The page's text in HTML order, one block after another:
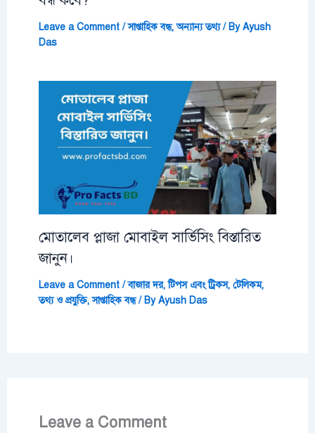
Leave a Comment /সাপ্তাহিক বন্ধ,অন্যান্য তথ্য/ ByAyush
Das
মোতালেব প্লাজা মোবাইল সার্ভিসিং বিস্তারিত
জানুন।
Leave a Comment /বাজার দর,টিপস এবং ট্রিকস, টেলিকম,
তথ্য ও প্রযুক্তি,সাপ্তাহিক বন্ধ/ ByAyush Das
Leave a Comment